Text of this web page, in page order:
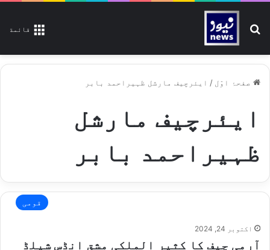
قائمة تلاش کیجیے
صفحۂ اوّل / ایئرچیف مارشل ظہیراحمد بابر
ایئرچیف مارشل
ظہیراحمد بابر
قومی
اکتوبر 24, 2024
آرمی چیف کا کثیر الملکی مشق انڈس شیلڈ